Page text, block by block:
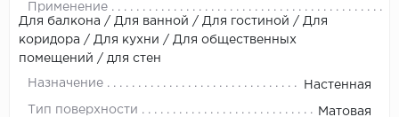
Применение
Для балкона / Для ванной / Для гостиной / Для
коридора / Для кухни / Для общественных
помещений / для стен
Назначение Настенная
Тип поверхности Матовая